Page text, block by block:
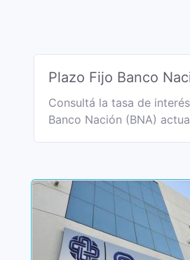
Plazo Fijo Banco
Consultá la tasa de
Banco Nación (BNA)